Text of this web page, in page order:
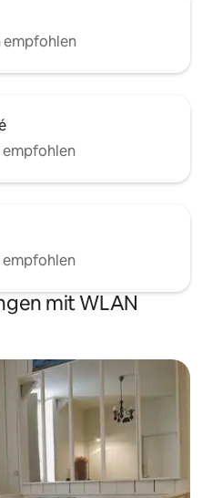
empfohlen
empfohlen
empfohlen
mit WLAN